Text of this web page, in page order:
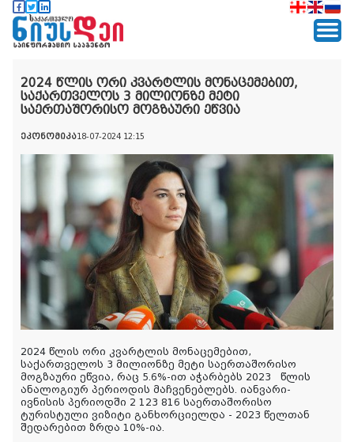
2024 წლის ორი კვარტლის მონაცემებით,
საქართველოს 3 მილიონზე მეტი
საერთაშორისო მოგზაური ეწვია
ეკონომიკა18-07-2024 12:15
2024 წლის ორი კვარტლის მონაცემებით,
საქართველოს 3 მილიონზე მეტი საერთაშორისო
მოგზაური ეწვია, რაც 5.6%-ით აჭარბებს 2023 წლის
ანალოგიურ პერიოდის მაჩვენებლებს. იანვარი-
ივნისის პერიოდში 2 123 816 საერთაშორისო
ტურისტული ვიზიტი განხორციელდა - 2023 წელთან
შედარებით ზრდა 10%-ია.